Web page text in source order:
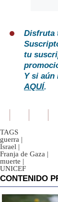
Disfruta
tu
Y si aún
AQUÍ.
TAGS
guerra |
Israel |
Franja de Gaza |
muerte |
UNICEF